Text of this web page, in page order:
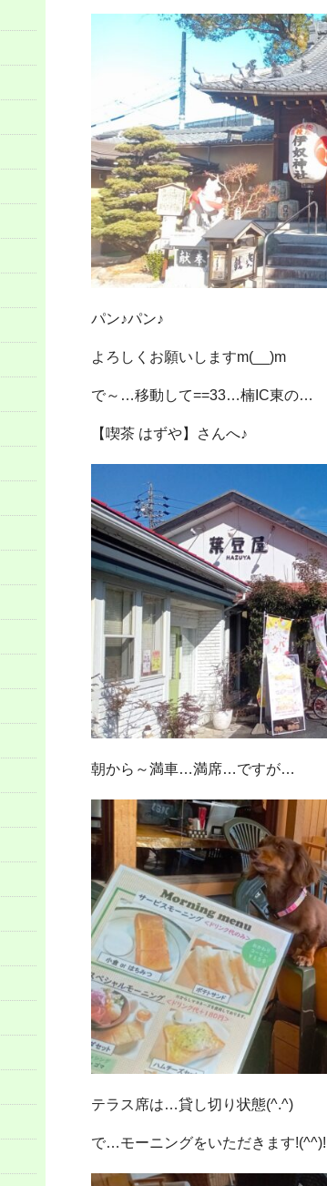
パン♪パン♪
よろしくお願いしますm(__)m
で～…移動して==33…楠IC東の…
【喫茶 はずや】さんへ♪
朝から～満車…満席…ですが…
テラス席は…貸し切り状態(^.^)
で…モーニングをいただきます!(^^)!